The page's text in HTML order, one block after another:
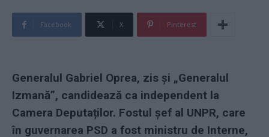
Facebook X Pinterest
Generalul Gabriel Oprea, zis și „Generalul
Izmană”, candidează ca independent la
Camera Deputaților. Fostul șef al UNPR, care
în guvernarea PSD a fost ministru de Interne,